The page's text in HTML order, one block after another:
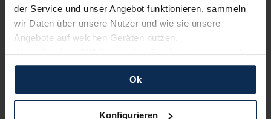
der Service und unser Angebot funktionieren, sammeln
wir Daten über unsere Nutzer und wie sie unsere
Angebote auf welchen Geräten nutzen.
Wenn Sie das „OK“ finden, sind Sie damit einverstanden
und erlauben uns Cookies für unseren Service zu
verwenden und diese Daten an Dritte weiterzugeben,
etwa an unsere Marketingpartner. Falls Sie dem nicht
zustimmen möchten, beschränken wir uns auf die
Ok
Konfigurieren
Erfahren Sie mehr über das Urteil unserer Kunden